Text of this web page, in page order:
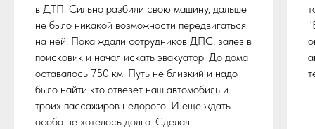
в ДТП. Сильно разбили свою машину, дальше
не было никакой возможности передвигаться
на ней. Пока ждали сотрудников ДПС, залез в
поисковик и начал искать эвакуатор. До дома
оставалось 750 км. Путь не близкий и надо
было найти кто отвезет наш автомобиль и
троих пассажиров недорого. И еще ждать
особо не хотелось долго. Сделал